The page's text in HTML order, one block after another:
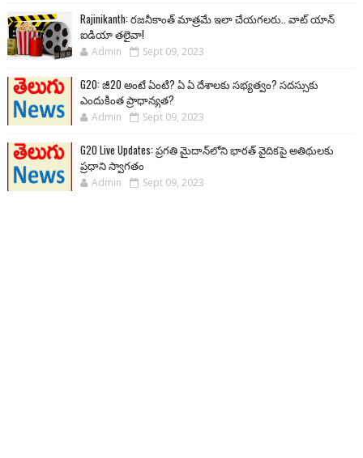
Rajinikanth: రజనీకాంత్ మాత్రమే ఇలా చేయగలరు.. వాట్ యాన్
ఐడియా తలైవా!
Admin Sept 09, 2023
G20: జీ20 అంటే ఏంటి? ఏ ఏ దేశాలకు సభ్యత్వం? సదస్సుకు
ఎందుకింత ప్రాధాన్యత?
Admin Sept 09, 2023
G20 Live Updates: ప్రగతి మైదాన్‌లోని భారత్ వైదికపై అతిథులకు
ప్రధాని స్వాగతం
Admin Sept 09, 2023